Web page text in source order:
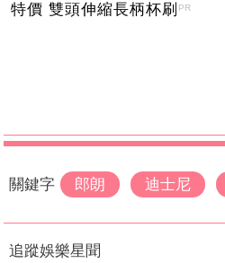
特價 雙頭伸縮長柄杯刷 PR
關鍵字 郎朗 迪士尼
追蹤娛樂星聞